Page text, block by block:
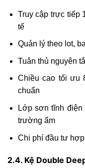
Truy cập trực tiếp
tế
Quản lý theo lot,
Tuân thủ nguyên
Chiều cao tối ưu
chuẩn
Lớp sơn tĩnh điện
trường ẩm
Chi phí đầu tư
2.4. Kệ Double